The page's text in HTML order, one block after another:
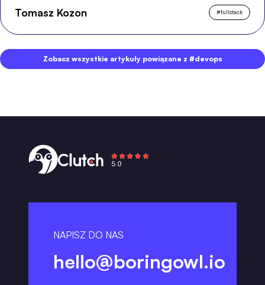
Tomasz Kozon #fullstack
Zobacz wszystkie artykuły powiązane z #devops
NAPISZ DO NAS
hello@boringowl.io